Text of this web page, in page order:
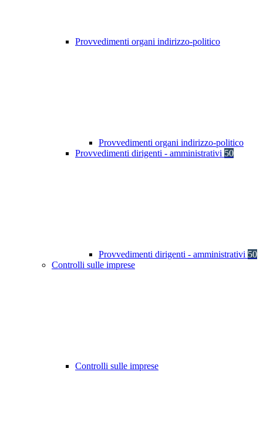
Provvedimenti organi indirizzo-politico
Provvedimenti organi indirizzo-politico
Provvedimenti dirigenti - amministrativi 50
Provvedimenti dirigenti - amministrativi 50
Controlli sulle imprese
Controlli sulle imprese